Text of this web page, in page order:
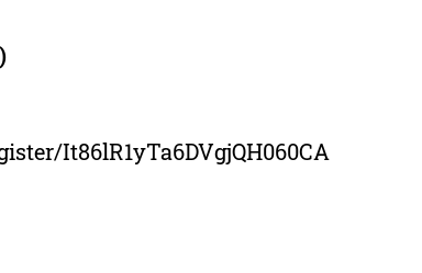
It86lR1yTa6DVgjQH060CA